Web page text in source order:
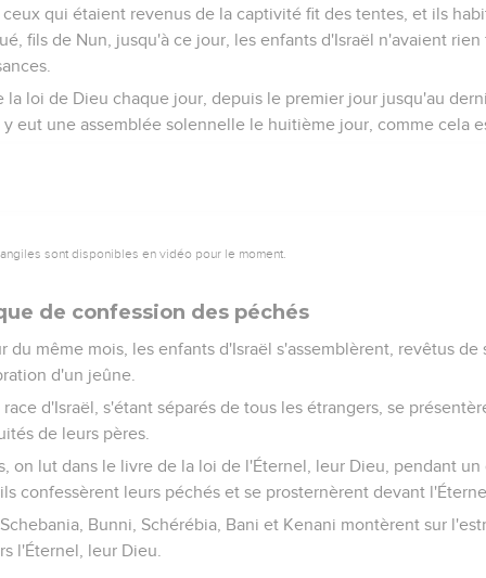
qui étaient revenus de la captivité fit des tentes, et ils
fils de Nun, jusqu'à ce jour, les enfants d'Israël n'avaient
la loi de Dieu chaque jour, depuis le premier jour jusqu'au
eut une assemblée solennelle le huitième jour, comme cela
sont disponibles en vidéo pour le moment.
de confession des péchés
du même mois, les enfants d'Israël s'assemblèrent, revêtus de
d'un jeûne.
d'Israël, s'étant séparés de tous les étrangers, se
de leurs pères.
on lut dans le livre de la loi de l'Éternel, leur Dieu, pendant
confessèrent leurs péchés et se prosternèrent devant
Bunni, Schérébia, Bani et Kenani montèrent sur
l'Éternel, leur Dieu.